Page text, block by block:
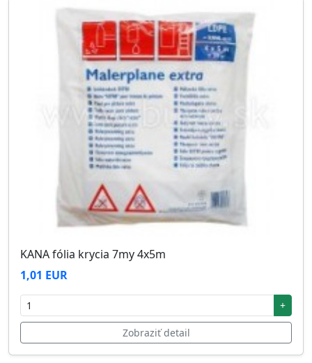
KANA fólia krycia 7my 4x5m
1,01 EUR
+
Zobraziť detail